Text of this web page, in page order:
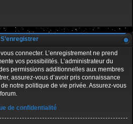
S’enregistrer
connecter. L’enregistrement ne prend
vos possibilités. L’administrateur du
permissions additionnelles aux membres
assurez-vous d’avoir pris connaissance
notre politique de vie privée. Assurez-vous
de confidentialité